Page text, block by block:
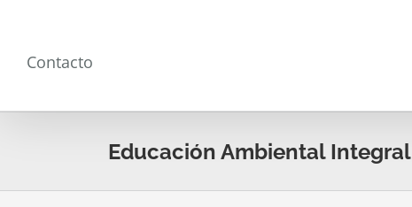
Contacto
Educación Ambiental Integral